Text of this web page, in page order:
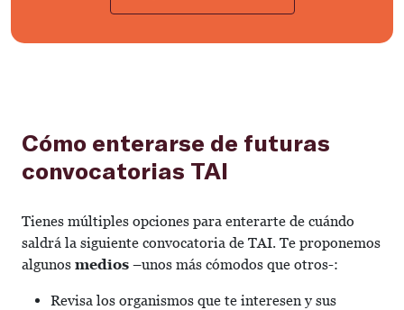
Cómo enterarse de futuras
convocatorias TAI
Tienes múltiples opciones para enterarte de cuándo
saldrá la siguiente convocatoria de TAI. Te proponemos
algunos medios –unos más cómodos que otros-:
Revisa los organismos que te interesen y sus